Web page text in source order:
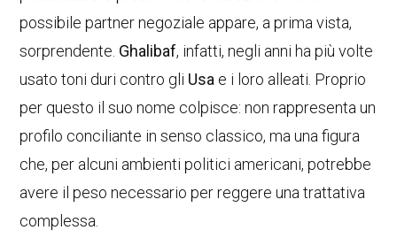
possibile partner negoziale appare, a prima vista,
sorprendente. Ghalibaf, infatti, negli anni ha più volte
usato toni duri contro gli Usa e i loro alleati. Proprio
per questo il suo nome colpisce: non rappresenta un
profilo conciliante in senso classico, ma una figura
che, per alcuni ambienti politici americani, potrebbe
avere il peso necessario per reggere una trattativa
complessa.